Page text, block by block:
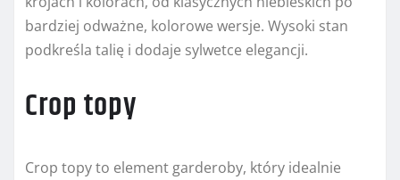
bardziej odważne, kolorowe wersje. Wysoki stan
podkreśla talię i dodaje sylwetce elegancji.
Crop topy
Crop topy to element garderoby, który idealnie